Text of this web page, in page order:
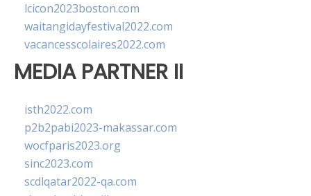
lcicon2023boston.com
waitangidayfestival2022.com
vacancesscolaires2022.com
MEDIA PARTNER II
isth2022.com
p2b2pabi2023-makassar.com
wocfparis2023.org
sinc2023.com
scdlqatar2022-qa.com